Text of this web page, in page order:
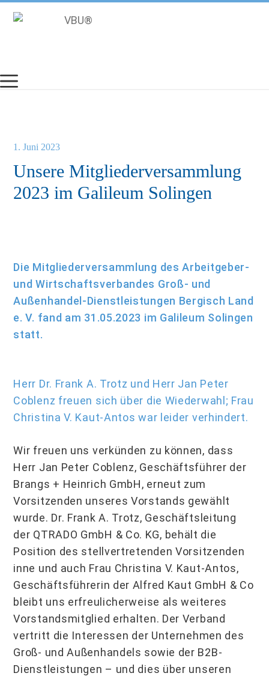
Inhalt
Unsere Mitgliederversammlung
2023 im Galileum Solingen
1. Juni 2023
Die Mitgliederversammlung des Arbeitgeber-
und Wirtschaftsverbandes Groß- und
Außenhandel-Dienstleistungen Bergisch Land
e. V. fand am 31.05.2023 im Galileum Solingen
statt.
Herr Dr. Frank A. Trotz und Herr Jan Peter
Coblenz freuen sich über die Wiederwahl; Frau
Christina V. Kaut-Antos war leider verhindert.
Wir freuen uns verkünden zu können, dass
Herr Jan Peter Coblenz, Geschäftsführer der
Brangs + Heinrich GmbH, erneut zum
Vorsitzenden unseres Vorstands gewählt
wurde. Dr. Frank A. Trotz, Geschäftsleitung
der QTRADO GmbH & Co. KG, behält die
Position des stellvertretenden Vorsitzenden
inne und auch Frau Christina V. Kaut-Antos,
Geschäftsführerin der Alfred Kaut GmbH & Co
bleibt uns erfreulicherweise als weiteres
Vorstandsmitglied erhalten. Der Verband
vertritt die Interessen der Unternehmen des
Groß- und Außenhandels sowie der B2B-
Dienstleistungen – und dies über unseren